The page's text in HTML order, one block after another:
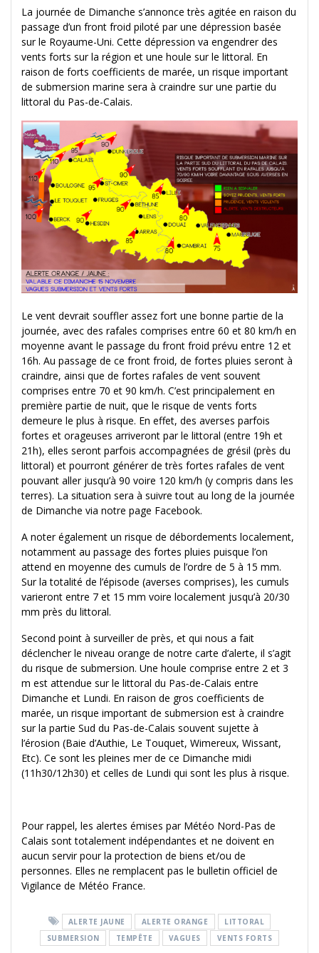
La journée de Dimanche s’annonce très agitée en raison du
passage d’un front froid piloté par une dépression basée
sur le Royaume-Uni. Cette dépression va engendrer des
vents forts sur la région et une houle sur le littoral. En
raison de forts coefficients de marée, un risque important
de submersion marine sera à craindre sur une partie du
littoral du Pas-de-Calais.
Le vent devrait souffler assez fort une bonne partie de la
journée, avec des rafales comprises entre 60 et 80 km/h en
moyenne avant le passage du front froid prévu entre 12 et
16h. Au passage de ce front froid, de fortes pluies seront à
craindre, ainsi que de fortes rafales de vent souvent
comprises entre 70 et 90 km/h. C’est principalement en
première partie de nuit, que le risque de vents forts
demeure le plus à risque. En effet, des averses parfois
fortes et orageuses arriveront par le littoral (entre 19h et
21h), elles seront parfois accompagnées de grésil (près du
littoral) et pourront générer de très fortes rafales de vent
pouvant aller jusqu’à 90 voire 120 km/h (y compris dans les
terres). La situation sera à suivre tout au long de la journée
de Dimanche via notre page Facebook.
A noter également un risque de débordements localement,
notamment au passage des fortes pluies puisque l’on
attend en moyenne des cumuls de l’ordre de 5 à 15 mm.
Sur la totalité de l’épisode (averses comprises), les cumuls
varieront entre 7 et 15 mm voire localement jusqu’à 20/30
mm près du littoral.
Second point à surveiller de près, et qui nous a fait
déclencher le niveau orange de notre carte d’alerte, il s’agit
du risque de submersion. Une houle comprise entre 2 et 3
m est attendue sur le littoral du Pas-de-Calais entre
Dimanche et Lundi. En raison de gros coefficients de
marée, un risque important de submersion est à craindre
sur la partie Sud du Pas-de-Calais souvent sujette à
l’érosion (Baie d’Authie, Le Touquet, Wimereux, Wissant,
Etc). Ce sont les pleines mer de ce Dimanche midi
(11h30/12h30) et celles de Lundi qui sont les plus à risque.
Pour rappel, les alertes émises par Météo Nord-Pas de
Calais sont totalement indépendantes et ne doivent en
aucun servir pour la protection de biens et/ou de
personnes. Elles ne remplacent pas le bulletin officiel de
Vigilance de Météo France.
ALERTE JAUNE ALERTE ORANGE
LITTORAL
SUBMERSION
TEMPÊTE VAGUES VENTS FORTS